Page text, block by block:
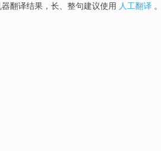
器翻译结果，长、整句建议使用 人工翻译